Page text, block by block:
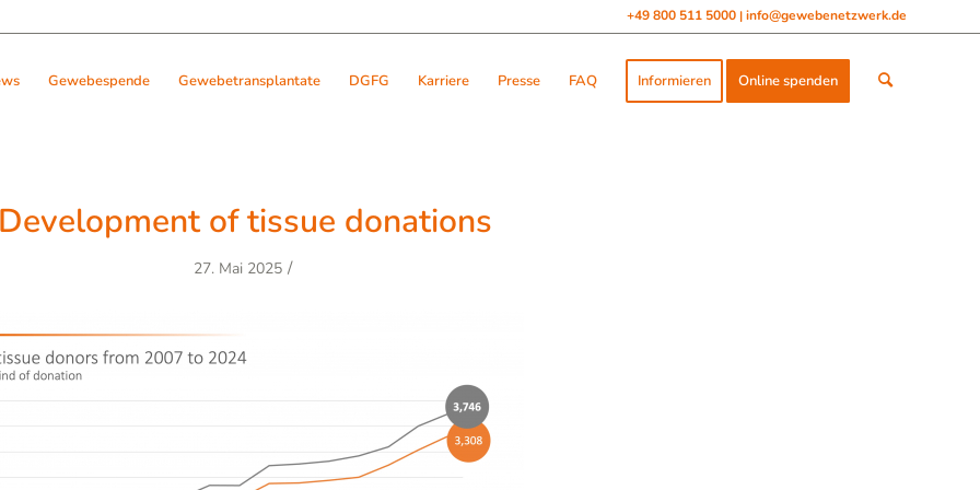
+49 800 511 5000 | info@gewebenetzwerk.de
Gewebespende Gewebetransplantate DGFG Karriere Presse FAQ Informieren Online spenden
of tissue donations
27. Mai 2025 /